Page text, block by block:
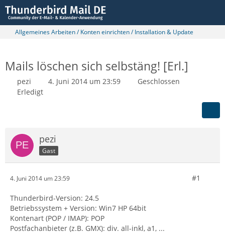
Allgemeines Arbeiten / Konten einrichten / Installation & Update
Mails löschen sich selbstäng! [Erl.]
pezi 4. Juni 2014 um 23:59
Geschlossen
Erledigt
pezi
Gast
4. Juni 2014 um 23:59 #1
Thunderbird-Version: 24.5
Betriebssystem + Version: Win7 HP 64bit
Kontenart (POP / IMAP): POP
Postfachanbieter (z.B. GMX): div. all-inkl, a1, ...